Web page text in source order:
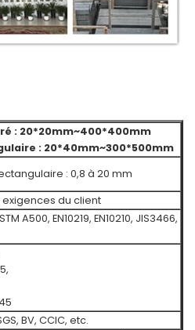
: 20*20mm~400*400mm
: 20*40mm~300*500mm
: 0,8 à 20 mm
exigences du client
A500, EN10219, EN10210, JIS3466,
BV, CCIC, etc.